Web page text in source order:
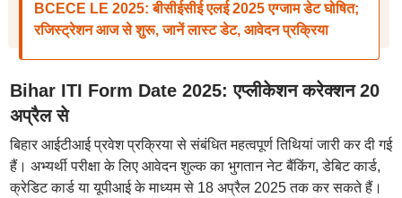
BCECE LE 2025: बीसीईसीई एलई 2025 एग्जाम डेट घोषित;
रजिस्ट्रेशन आज से शुरू, जानें लास्ट डेट, आवेदन प्रक्रिया
Bihar ITI Form Date 2025: एप्लीकेशन करेक्शन 20
अप्रैल से
बिहार आईटीआई प्रवेश प्रक्रिया से संबंधित महत्वपूर्ण तिथियां जारी कर दी गई
हैं। अभ्यर्थी परीक्षा के लिए आवेदन शुल्क का भुगतान नेट बैंकिंग, डेबिट कार्ड,
क्रेडिट कार्ड या यूपीआई के माध्यम से 18 अप्रैल 2025 तक कर सकते हैं।